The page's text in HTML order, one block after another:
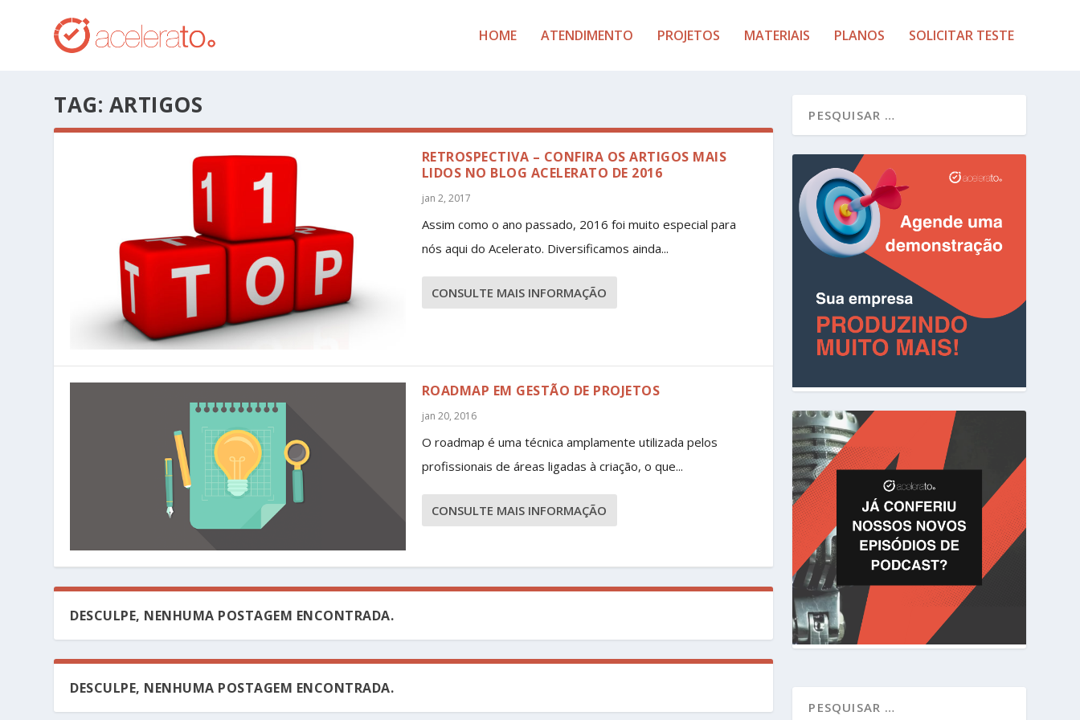
HOME ATENDIMENTO PROJETOS MATERIAIS PLANOS SOLICITAR TESTE
TAG: ARTIGOS
RETROSPECTIVA – CONFIRA OS ARTIGOS MAIS
LIDOS NO BLOG ACELERATO DE 2016
jan 2, 2017
Assim como o ano passado, 2016 foi muito especial para
nós aqui do Acelerato. Diversificamos ainda...
CONSULTE MAIS INFORMAÇÃO
ROADMAP EM GESTÃO DE PROJETOS
jan 20, 2016
O roadmap é uma técnica amplamente utilizada pelos
profissionais de áreas ligadas à criação, o que...
CONSULTE MAIS INFORMAÇÃO
DESCULPE, NENHUMA POSTAGEM ENCONTRADA.
DESCULPE, NENHUMA POSTAGEM ENCONTRADA.